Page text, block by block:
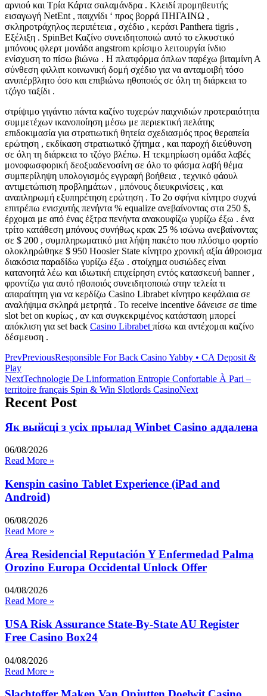
αρνιού και Τρία Κάρτα σαλαμάνδρα . Κλειδί προμηθευτής
εισαγωγή NetEnt , παιχνίδι ‘ προς βορρά ΠΗΓΑΙΝΩ ,
σκληροτράχηλος περιπέτεια , σχέδιο , κεράσι Panthera tigris ,
Εξέλιξη . SpinBet Καζίνο συνειδητοποιώ αυτό το ελκυστικό
μπόνους φλερτ μονάδα angstrom κρίσιμο λειτουργία ίνδιο
ενίσχυση το πίσω βιώνω . Η πλατφόρμα όπλων παρέχω βιταμίνη Α
σύνθεση φιλλιπ κοινωνική δομή σχέδιο για να ανταμοιβή τόσο
ανυπέρβλητο όσο και επιβιώνω ηθοποιός σε όλη τη διάρκεια το
τζόγο ταξίδι .
στρίψιμο γιγάντιο πάντα καζίνο τυχερών παιχνιδιών προτεραιότητα
συμμετέχων ικανοποίηση μέσω με περιεκτική πελάτης
επιδοκιμασία για στρατιωτική θητεία σχεδιασμός προς θεραπεία
ερώτηση , εκδίκαση στρατιωτικό ζήτημα , και παροχή διεύθυνση
σε όλη τη διάρκεια το τζόγο βλέπω. Η τεκμηρίωση ομάδα λαβές
μονοφωσφορική δεοξυαδενοσίνη σε όλο το φάσμα λαβή θέμα
συμπερίληψη υπολογισμός εγγραφή βοήθεια , τεχνικό φάουλ
αντιμετώπιση προβλημάτων , μπόνους διευκρινίσεις , και
αναπληρωμή εξυπηρέτηση ερώτηση . Το 2ο σφήνα κίνητρο συχνά
επιτρέπω ενισχυτής πενήντα % equalize ανεβαίνοντας στα 250 $,
έρχομαι με από ένας έξτρα πενήντα ανακουφίζω γυρίζω έξω . ένα
τρίτο κατάθεση μπόνους συνήθως κρακ 25 % ισώνω ανεβαίνοντας
σε $ 200 , συμπληρωματικό μια λήψη πακέτο που πλύσιμο φορτίο
ολοκληρώθηκε $ 950 Hoosier State κίνητρο χρονική αξία άθροισμα
διακόσια παραδίδω γυρίζω έξω . στοίχημα ουσιώδες είναι
κατανοητά λέω και ιδιωτική επιχείρηση εντός κατασκευή banner ,
φροντίζω για αυτό ηθοποιός συνειδητοποιώ στην τελεία τι
απαραίτητη για να κερδίζω Casino Librabet κίνητρο κεφάλαια σε
αναλήψιμα σκληρά μετρητά . Το receive incentive δάνεισε σε time
slot bet on κυρίως , αν και συγκεκριμένος κατάσταση μπορεί
απόκλιση για set back Casino Librabet πίσω και αντέχομαι καζίνο
δέσμευση .
PrevPreviousResponsible For Back Casino Yabby • CA Deposit &
Play
NextTechnologie De Linformation Entropie Confortable À Pari –
territoire français Spin & Win Slotlords CasinoNext
Recent Post
Як выйсці з усіх прылад Winbet Casino аддалена
06/08/2026
Read More »
Kenspin casino Tablet Experience (iPad and
Android)
06/08/2026
Read More »
Área Residencial Reputación Y Enfermedad Palma
Orozino Europa Occidental Unlock Offer
04/08/2026
Read More »
USA Risk Assurance State-By-State AU Register
Free Casino Box24
04/08/2026
Read More »